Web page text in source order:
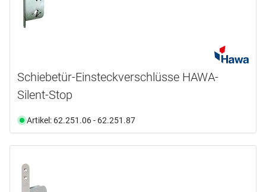
Schiebetür-Einsteckverschlüsse HAWA-
Silent-Stop
Artikel: 62.251.06 - 62.251.87